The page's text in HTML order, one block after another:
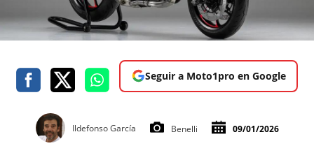
Seguir a Moto1pro en Google
Ildefonso García Benelli 09/01/2026